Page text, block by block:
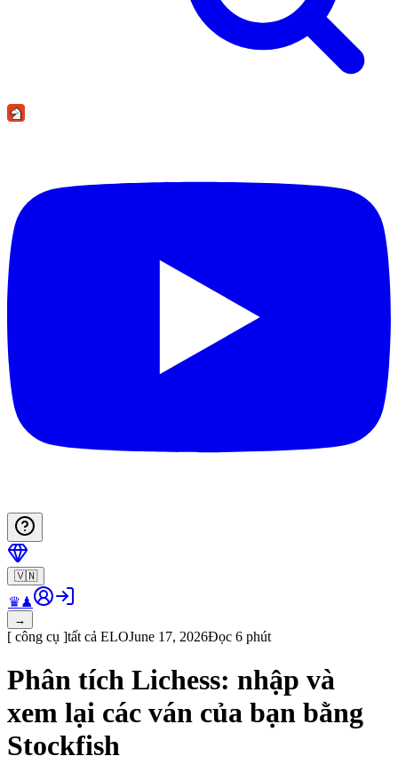
🇻🇳
♛♟
→
[ công cụ ]tất cả ELOJune 17, 2026Đọc 6 phút
Phân tích Lichess: nhập và
xem lại các ván của bạn bằng
Stockfish